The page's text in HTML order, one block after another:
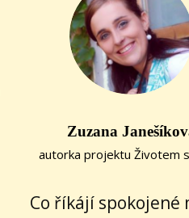
Zuzana
autorka projektu Životem
Co říkájí spokojené